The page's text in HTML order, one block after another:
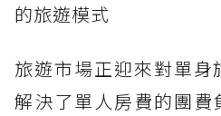
的旅遊模式
旅遊市場正迎來對單身
解決了單人房費的團費